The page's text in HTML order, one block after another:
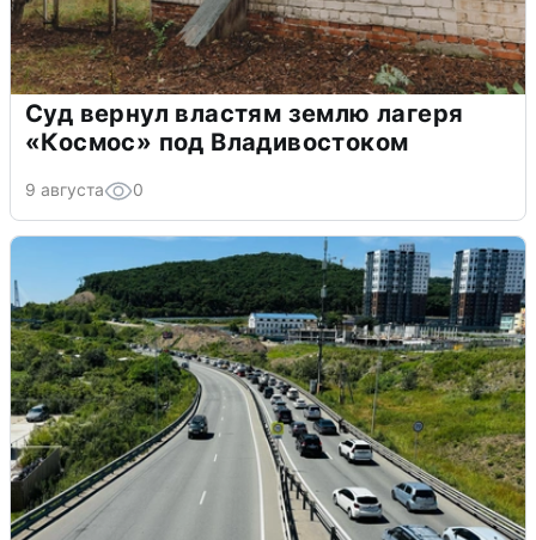
Суд вернул властям землю лагеря
«Космос» под Владивостоком
9 августа 0